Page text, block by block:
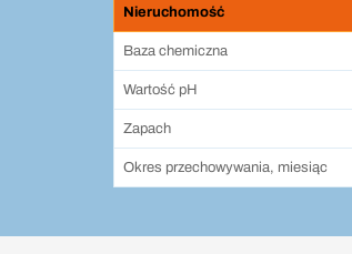
Nieruchomość
Baza chemiczna
Wartość pH
Zapach
Okres przechowywania, miesiąc